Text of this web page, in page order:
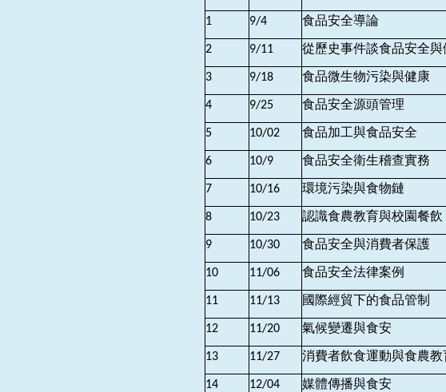
1 9/4 食品安全導論
2 9/11 從歷史事件談食品安全與
3 9/18 食品微生物污染與健康
4 9/25 食品安全源頭管理
5 10/02 食品加工與食品安全
6 10/9 食品安全衛生稽查實務
7 10/16 環境污染與食物鏈
8 10/23 認識食農教育與校園餐飲
9 10/30 食品安全與消費者保護
10 11/06 食品安全法律案例
11 11/13 國際經貿下的食品管制
12 11/20 氣候變遷與食安
13 11/27 消費者飲食運動與食農教
14 12/04 媒體傳播與食安